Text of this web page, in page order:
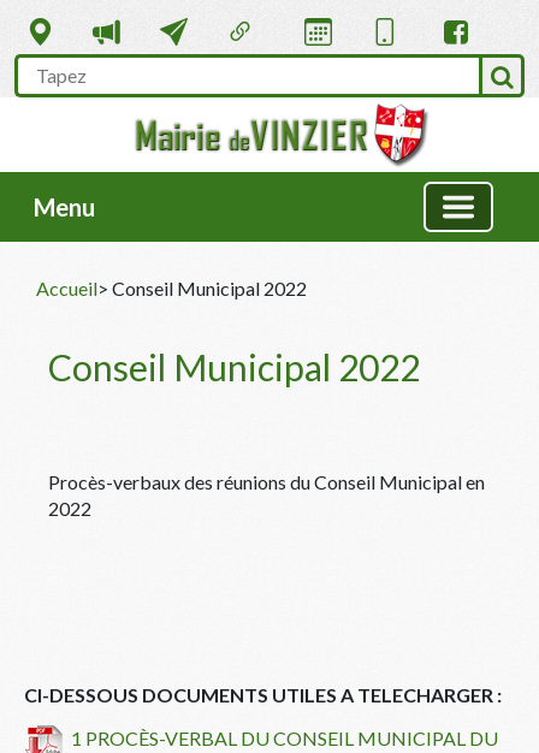
Menu
Accueil> Conseil Municipal 2022
Conseil Municipal 2022
Procès-verbaux des réunions du Conseil Municipal en
2022
CI-DESSOUS DOCUMENTS UTILES A TELECHARGER :
1 PROCÈS-VERBAL DU CONSEIL MUNICIPAL DU